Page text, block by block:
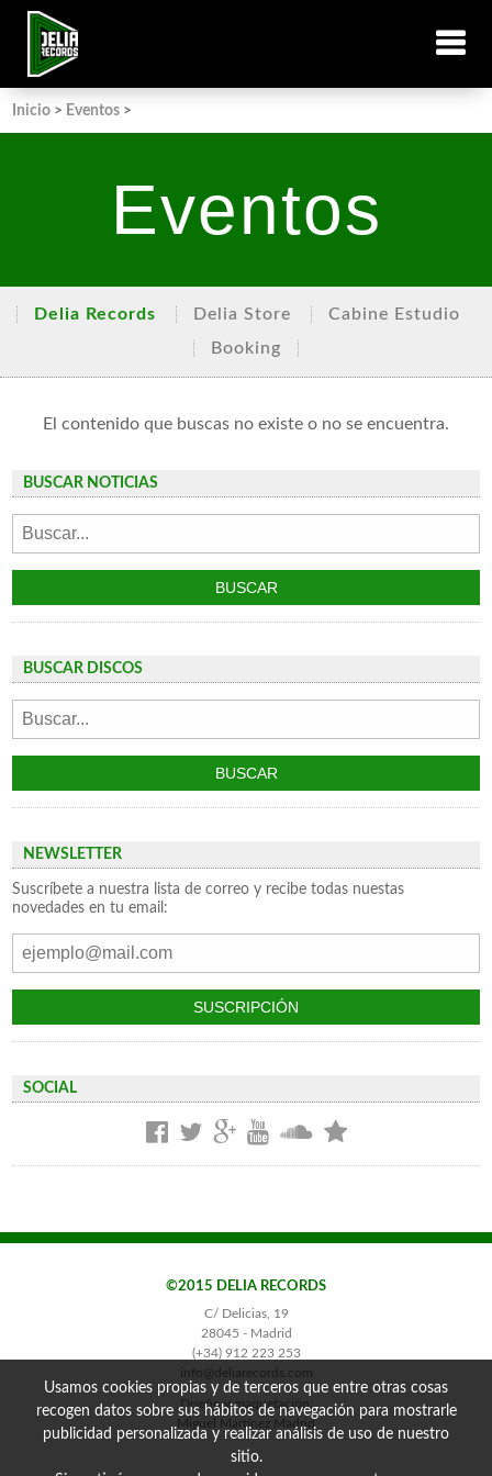
Inicio > Eventos >
Eventos
Delia Records Delia Store
Cabine Estudio
Booking
El contenido que buscas no existe o no se encuentra.
BUSCAR NOTICIAS
BUSCAR DISCOS
NEWSLETTER
Suscríbete a nuestra lista de correo y recibe todas nuestas
novedades en tu email:
SOCIAL
©2015 DELIA RECORDS
C/ Delicias, 19
28045 - Madrid
(+34) 912 223 253
info@deliarecords.com
Diseño y maquetación:
Miguel Martínez Madrid
Usamos cookies propias y de terceros que entre otras cosas
recogen datos sobre sus hábitos de navegación para mostrarle
publicidad personalizada y realizar análisis de uso de nuestro
sitio.